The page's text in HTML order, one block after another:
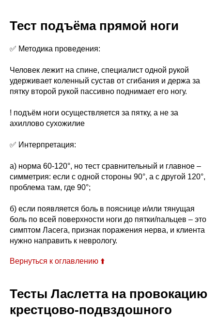
Тест подъёма прямой ноги
✅ Методика проведения:
Человек лежит на спине, специалист одной рукой
удерживает коленный сустав от сгибания и держа за
пятку второй рукой пассивно поднимает его ногу.
! подъём ноги осуществляется за пятку, а не за
ахиллово сухожилие
✅ Интерпретация:
а) норма 60-120°, но тест сравнительный и главное –
симметрия: если с одной стороны 90°, а с другой 120°,
проблема там, где 90°;
б) если появляется боль в пояснице и/или тянущая
боль по всей поверхности ноги до пятки/пальцев – это
симптом Ласега, признак поражения нерва, и клиента
нужно направить к неврологу.
Вернуться к оглавлению ⬆️
Тесты Ласлетта на провокацию
крестцово-подвздошного